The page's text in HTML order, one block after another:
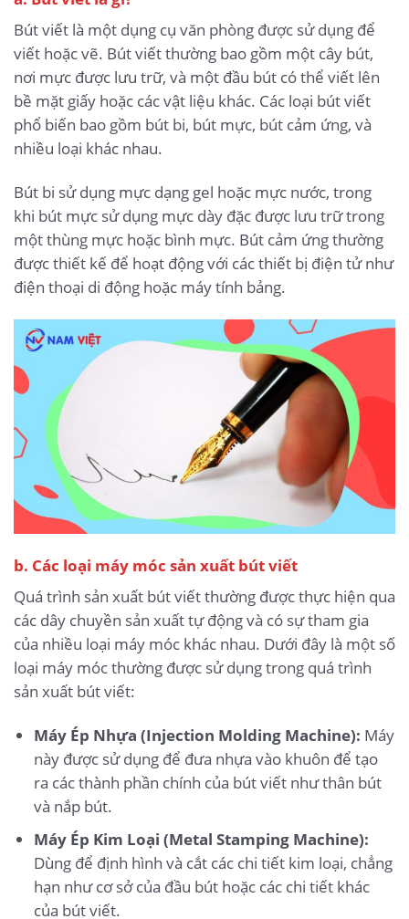
Bút viết là một dụng cụ văn phòng được sử dụng để
viết hoặc vẽ. Bút viết thường bao gồm một cây bút,
nơi mực được lưu trữ, và một đầu bút có thể viết lên
bề mặt giấy hoặc các vật liệu khác. Các loại bút viết
phổ biến bao gồm bút bi, bút mực, bút cảm ứng, và
nhiều loại khác nhau.
Bút bi sử dụng mực dạng gel hoặc mực nước, trong
khi bút mực sử dụng mực dày đặc được lưu trữ trong
một thùng mực hoặc bình mực. Bút cảm ứng thường
được thiết kế để hoạt động với các thiết bị điện tử như
điện thoại di động hoặc máy tính bảng.
b. Các loại máy móc sản xuất bút viết
Quá trình sản xuất bút viết thường được thực hiện qua
các dây chuyền sản xuất tự động và có sự tham gia
của nhiều loại máy móc khác nhau. Dưới đây là một số
loại máy móc thường được sử dụng trong quá trình
sản xuất bút viết:
Máy Ép Nhựa (Injection Molding Machine): Máy
này được sử dụng để đưa nhựa vào khuôn để tạo
ra các thành phần chính của bút viết như thân bút
và nắp bút.
Máy Ép Kim Loại (Metal Stamping Machine):
Dùng để định hình và cắt các chi tiết kim loại, chẳng
hạn như cơ sở của đầu bút hoặc các chi tiết khác
của bút viết.